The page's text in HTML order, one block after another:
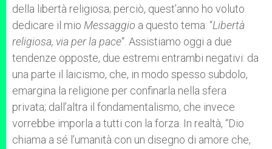
della libertà religiosa; perciò, quest’anno ho voluto
dedicare il mio Messaggio a questo tema: “Libertà
religiosa, via per la pace“. Assistiamo oggi a due
tendenze opposte, due estremi entrambi negativi: da
una parte il laicismo, che, in modo spesso subdolo,
emargina la religione per confinarla nella sfera
privata; dall’altra il fondamentalismo, che invece
vorrebbe imporla a tutti con la forza. In realtà, “Dio
chiama a sé l’umanità con un disegno di amore che,